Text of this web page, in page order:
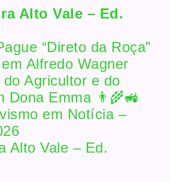
Alto Vale – Ed.
“Direto da Roça”
Alfredo Wagner
do Agricultor e do
Dona Emma 👨‍🌾🚜
em Notícia –
Alto Vale – Ed.